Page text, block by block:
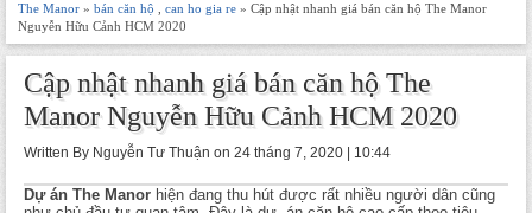
The Manor » bán căn hộ can ho gia re » Cập nhật nhanh giá bán căn hộ The Manor
Nguyễn Hữu Cảnh HCM 2020
Cập nhật nhanh giá bán căn hộ The
Manor Nguyễn Hữu Cảnh HCM 2020
Written By Nguyễn Tư Thuận on 24 tháng 7, 2020 | 10:44
Dự án The Manor hiện đang thu hút được rất nhiều người dân cũng